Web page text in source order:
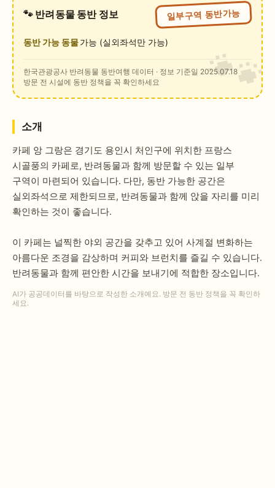
🐾 반려동물 동반 정보 일부구역 동반가능
동반 가능 동물가능 (실외좌석만 가능)
한국관광공사 반려동물 동반여행 데이터 · 정보 기준일 2025.07.18
방문 전 시설에 동반 정책을 꼭 확인하세요
소개
카페 앙 그랑은 경기도 용인시 처인구에 위치한 프랑스
시골풍의 카페로, 반려동물과 함께 방문할 수 있는 일부
구역이 마련되어 있습니다. 다만, 동반 가능한 공간은
실외좌석으로 제한되므로, 반려동물과 함께 앉을 자리를 미리
확인하는 것이 좋습니다.
이 카페는 널찍한 야외 공간을 갖추고 있어 사계절 변화하는
아름다운 조경을 감상하며 커피와 브런치를 즐길 수 있습니다.
반려동물과 함께 편안한 시간을 보내기에 적합한 장소입니다.
AI가 공공데이터를 바탕으로 작성한 소개예요. 방문 전 동반 정책을 꼭 확인하
세요.